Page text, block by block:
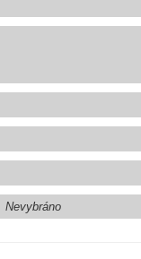
Nevybráno